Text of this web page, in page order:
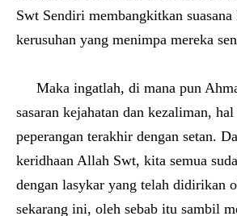
Swt Sendiri membangkitkan suasana
kerusuhan yang menimpa mereka
Maka ingatlah, di mana pun
sasaran kejahatan dan kezaliman,
peperangan terakhir dengan setan.
keridhaan Allah Swt, kita semua
dengan lasykar yang telah didirikan
sekarang ini, oleh sebab itu sambil